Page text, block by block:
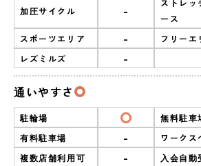
加圧サイクル -
ストレッ
ース
スポーツエリア
- フリーエ
レズミルズ -
通いやすさ
駐輪場 無料駐車
有料駐車場 - ワークス
複数店舗利用可 - 入会自動